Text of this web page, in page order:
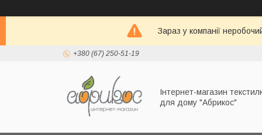
Зараз у компанії
+380 (67) 250-51-19
Інтернет-магазин
для дому "Абрикос"